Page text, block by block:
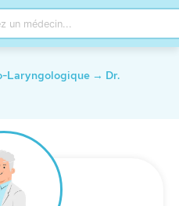
Laryngologique → Dr.